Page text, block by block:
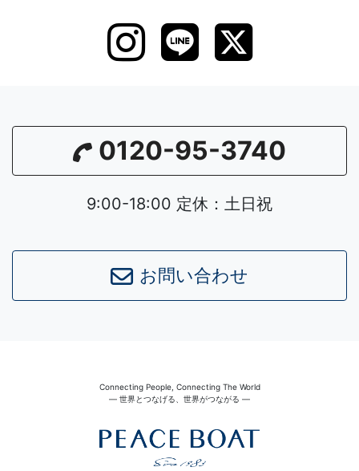
0120-95-3740
9:00-18:00 定休：土日祝
お問い合わせ
Connecting People, Connecting The World
― 世界とつなげる、世界がつながる ―